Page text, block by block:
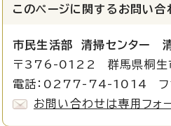
このページに関する お問い合
市民生活部 清掃センター
〒376-0122 群馬県桐生
電話：0277-74-1014 フ
お問い合わせは専用フォ